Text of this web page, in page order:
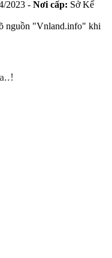
2023 - Nơi cấp: Sở Kế
nguồn "Vnland.info" khi